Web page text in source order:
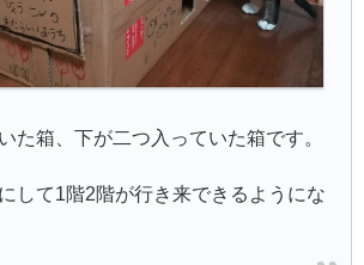
た箱、下が二つ入っていた箱です。
して1階2階が行き来できるようにな